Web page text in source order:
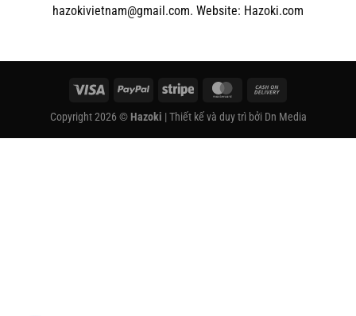
hazokivietnam@gmail.com. Website: Hazoki.com
Visa PayPal Stripe MasterCard
Copyright 2026 © Hazoki | Thiết kế và duy trì bởi Dn Media